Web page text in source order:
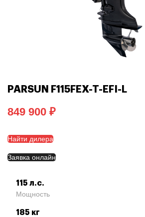
PARSUN F115FEX-T-EFI-L
₽
Найти дилера
Заявка онлайн
115 л.с.
Мощность
185 кг